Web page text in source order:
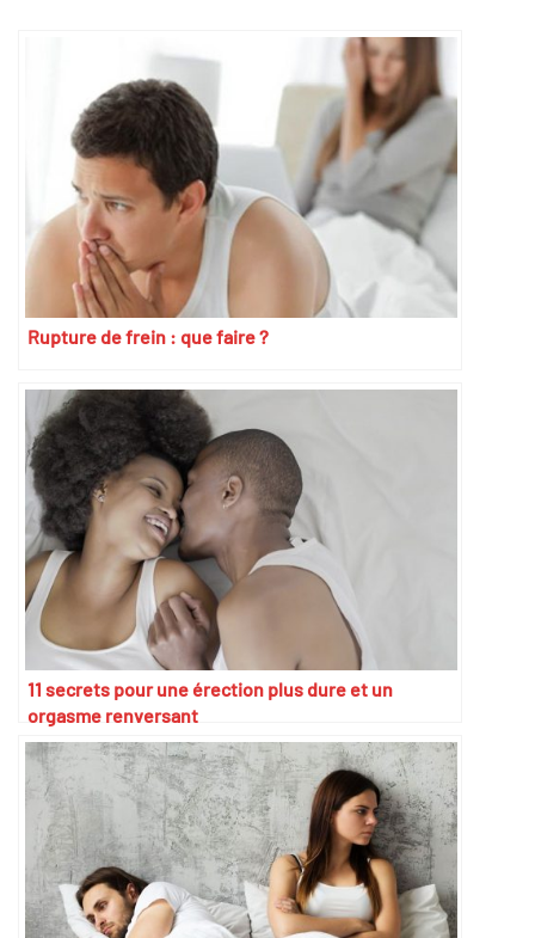
Rupture de frein : que faire ?
11 secrets pour une érection plus dure et un
orgasme renversant